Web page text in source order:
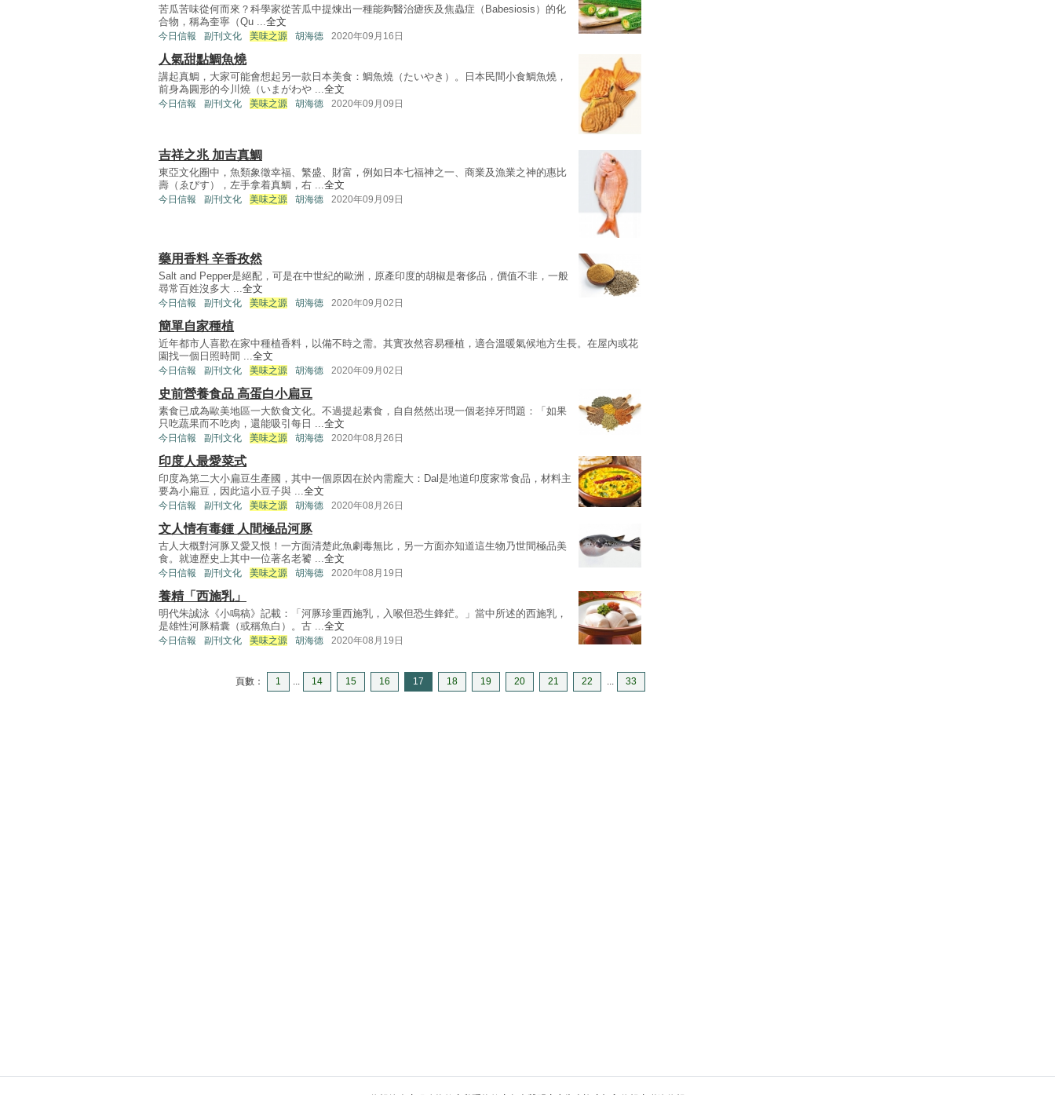
苦瓜苦味從何而來？科學家從苦瓜中提煉出一種能夠醫治瘧疾及焦蟲症（Babesiosis）的化
合物，稱為奎寧（Qu ...全文
今日信報 副刊文化 美味之源 胡海德 2020年09月16日
人氣甜點鯛魚燒
講起真鯛，大家可能會想起另一款日本美食：鯛魚燒（たいやき）。日本民間小食鯛魚燒，
前身為圓形的今川燒（いまがわや ...全文
今日信報 副刊文化 美味之源 胡海德 2020年09月09日
吉祥之兆 加吉真鯛
東亞文化圈中，魚類象徵幸福、繁盛、財富，例如日本七福神之一、商業及漁業之神的惠比
壽（ゑびす），左手拿着真鯛，右 ... 全文
今日信報 副刊文化 美味之源 胡海德 2020年09月09日
藥用香料 辛香孜然
Salt and Pepper是絕配，可是在中世紀的歐洲，原產印度的胡椒是奢侈品，價值不非，一般
尋常百姓沒多大 ...全文
今日信報 副刊文化 美味之源 胡海德 2020年09月02日
簡單自家種植
近年都市人喜歡在家中種植香料，以備不時之需。其實孜然容易種植，適合溫暖氣候地方生長。在屋內或花
園找一個日照時間 ...全文
今日信報 副刊文化 美味之源 胡海德 2020年09月02日
史前營養食品 高蛋白小扁豆
素食已成為歐美地區一大飲食文化。不過提起素食，自自然然出現一個老掉牙問題：「如果
只吃蔬果而不吃肉，還能吸引每日 ...全文
今日信報 副刊文化 美味之源 胡海德 2020年08月26日
印度人最愛菜式
印度為第二大小扁豆生產國，其中一個原因在於內需龐大：Dal是地道印度家常食品，材料主
要為小扁豆，因此這小豆子與 ...全文
今日信報 副刊文化 美味之源 胡海德 2020年08月26日
文人情有毒鍾 人間極品河豚
古人大概對河豚又愛又恨！一方面清楚此魚劇毒無比，另一方面亦知道這生物乃世間極品美
食。就連歷史上其中一位著名老饕 ...全文
今日信報 副刊文化 美味之源 胡海德 2020年08月19日
養精「西施乳」
明代朱誠泳《小鳴稿》記載：「河豚珍重西施乳，入喉但恐生鋒鋩。」當中所述的西施乳，
是雄性河豚精囊（或稱魚白）。古 ...全文
今日信報 副刊文化 美味之源 胡海德 2020年08月19日
頁數： 1 ... 14 15 16 17 18 19 20 21 22 ... 33